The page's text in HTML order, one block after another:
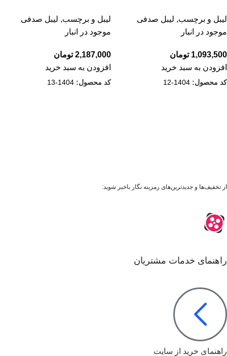
لیبل و برچسب, لیبل صدفی
موجود در انبار
1,093,500 تومان
افزودن به سبد خرید
کد محصول: 1404-12
لیبل و برچسب, لیبل صدفی
موجود در انبار
2,187,000 تومان
افزودن به سبد خرید
کد محصول: 1404-13
از تخفیف‌ها و جدیدترین‌های رمزینه نگار باخبر شوید:
راهنمای خدمات مشتریان
راهنمای خرید از سایت